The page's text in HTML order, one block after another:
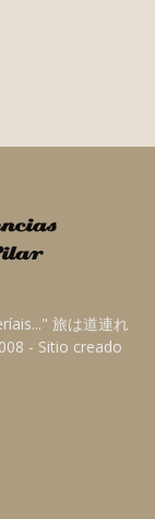
旅は道連れ
- Sitio creado